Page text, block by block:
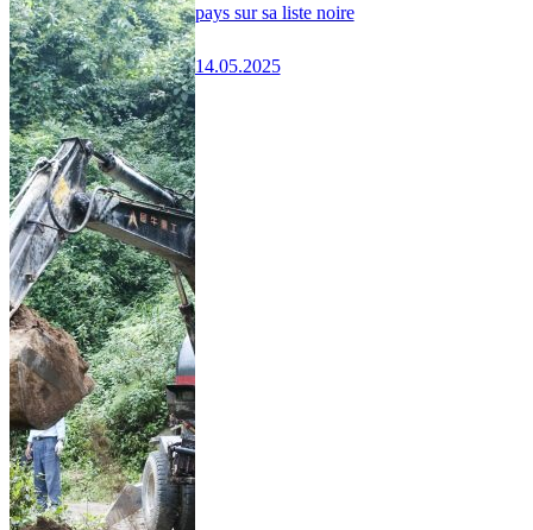
pays sur sa liste noire
14.05.2025